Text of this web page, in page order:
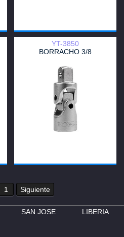
YT-3850
BORRACHO 3/8
1 Siguiente
SAN JOSE LIBERIA